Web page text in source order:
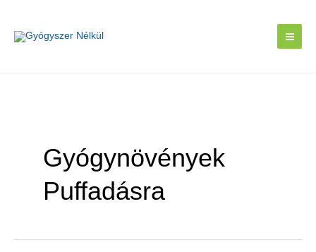
content
Gyógynövények
Puffadásra